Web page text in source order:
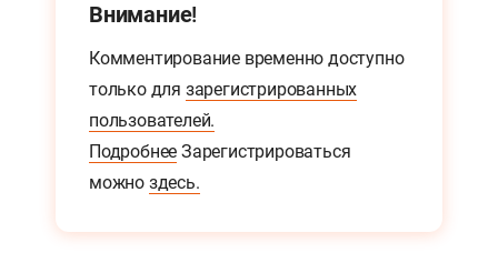
Внимание!
Комментирование временно доступно
только для зарегистрированных
пользователей.
Подробнее Зарегистрироваться
можно здесь.